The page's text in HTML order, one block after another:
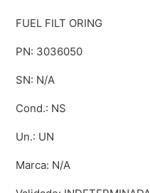
FUEL FILT ORING
PN: 3036050
SN: N/A
Cond.: NS
Un.: UN
Marca: N/A